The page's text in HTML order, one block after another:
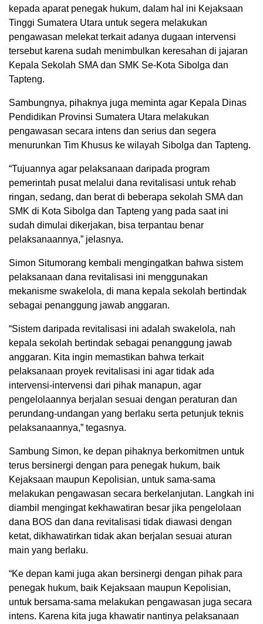
kepada aparat penegak hukum, dalam hal ini Kejaksaan
Tinggi Sumatera Utara untuk segera melakukan
pengawasan melekat terkait adanya dugaan intervensi
tersebut karena sudah menimbulkan keresahan di jajaran
Kepala Sekolah SMA dan SMK Se-Kota Sibolga dan
Tapteng.
Sambungnya, pihaknya juga meminta agar Kepala Dinas
Pendidikan Provinsi Sumatera Utara melakukan
pengawasan secara intens dan serius dan segera
menurunkan Tim Khusus ke wilayah Sibolga dan Tapteng.
“Tujuannya agar pelaksanaan daripada program
pemerintah pusat melalui dana revitalisasi untuk rehab
ringan, sedang, dan berat di beberapa sekolah SMA dan
SMK di Kota Sibolga dan Tapteng yang pada saat ini
sudah dimulai dikerjakan, bisa terpantau benar
pelaksanaannya,” jelasnya.
Simon Situmorang kembali mengingatkan bahwa sistem
pelaksanaan dana revitalisasi ini menggunakan
mekanisme swakelola, di mana kepala sekolah bertindak
sebagai penanggung jawab anggaran.
“Sistem daripada revitalisasi ini adalah swakelola, nah
kepala sekolah bertindak sebagai penanggung jawab
anggaran. Kita ingin memastikan bahwa terkait
pelaksanaan proyek revitalisasi ini agar tidak ada
intervensi-intervensi dari pihak manapun, agar
pengelolaannya berjalan sesuai dengan peraturan dan
perundang-undangan yang berlaku serta petunjuk teknis
pelaksanaannya,” tegasnya.
Sambung Simon, ke depan pihaknya berkomitmen untuk
terus bersinergi dengan para penegak hukum, baik
Kejaksaan maupun Kepolisian, untuk sama-sama
melakukan pengawasan secara berkelanjutan. Langkah ini
diambil mengingat kekhawatiran besar jika pengelolaan
dana BOS dan dana revitalisasi tidak diawasi dengan
ketat, dikhawatirkan tidak akan berjalan sesuai aturan
main yang berlaku.
“Ke depan kami juga akan bersinergi dengan pihak para
penegak hukum, baik Kejaksaan maupun Kepolisian,
untuk bersama-sama melakukan pengawasan juga secara
intens. Karena kita juga khawatir nantinya pelaksanaan